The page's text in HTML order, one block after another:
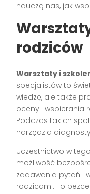
nauczą nas, jak
rodziców
Warsztaty i
specjalistów to
wiedzę, ale także
oceny i wspierania
Podczas takich
narzędzia
Uczestnictwo w
możliwość
zadawania pytań i
rodzicami. To